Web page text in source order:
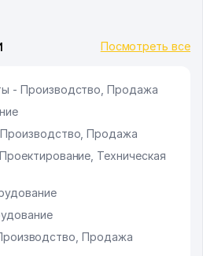
Посмотреть все
- Производство, Продажа
Продажа
Техническая
Продажа